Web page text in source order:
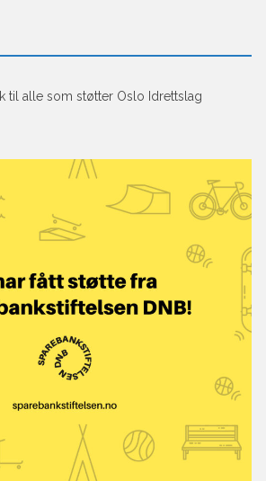
til alle som støtter Oslo Idrettslag